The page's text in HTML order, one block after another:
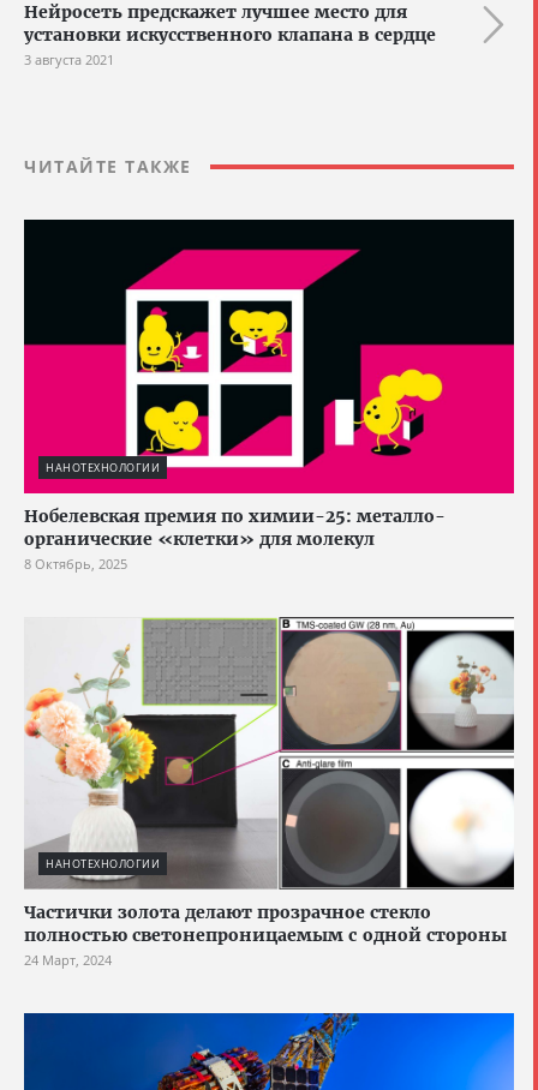
Нейросеть предскажет лучшее место для
установки искусственного клапана в сердце
3 августа 2021
ЧИТАЙТЕ ТАКЖЕ
НАНОТЕХНОЛОГИИ
Нобелевская премия по химии-25: металло-
органические «клетки» для молекул
8 Октябрь, 2025
НАНОТЕХНОЛОГИИ
Частички золота делают прозрачное стекло
полностью светонепроницаемым с одной стороны
24 Март, 2024